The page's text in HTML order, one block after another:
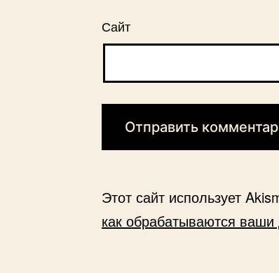
Сайт
Этот сайт использует
как обрабатываются